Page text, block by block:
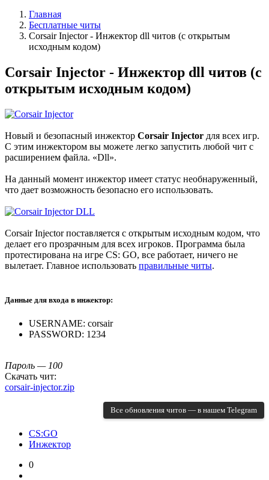
Главная
Бесплатные читы
Corsair Injector - Инжектор dll читов (с открытым
исходным кодом)
Corsair Injector - Инжектор dll читов (с
открытым исходным кодом)
Новый и безопасный инжектор Corsair Injector для всех игр.
С этим инжектором вы можете легко запустить любой чит с
расширением файла. «Dll».
На данный момент инжектор имеет статус необнаруженный,
что дает возможность безопасно его использовать.
Corsair Injector поставляется с открытым исходным кодом, что
делает его прозрачным для всех игроков. Программа была
протестирована на игре CS: GO, все работает, ничего не
вылетает. Главное использовать правильные читы.
Данные для входа в инжектор:
USERNAME: corsair
PASSWORD: 1234
Пароль — 100
Скачать чит:
corsair-injector.zip
Все обновления читов — в нашем Telegram
CS:GO
Инжектор
0